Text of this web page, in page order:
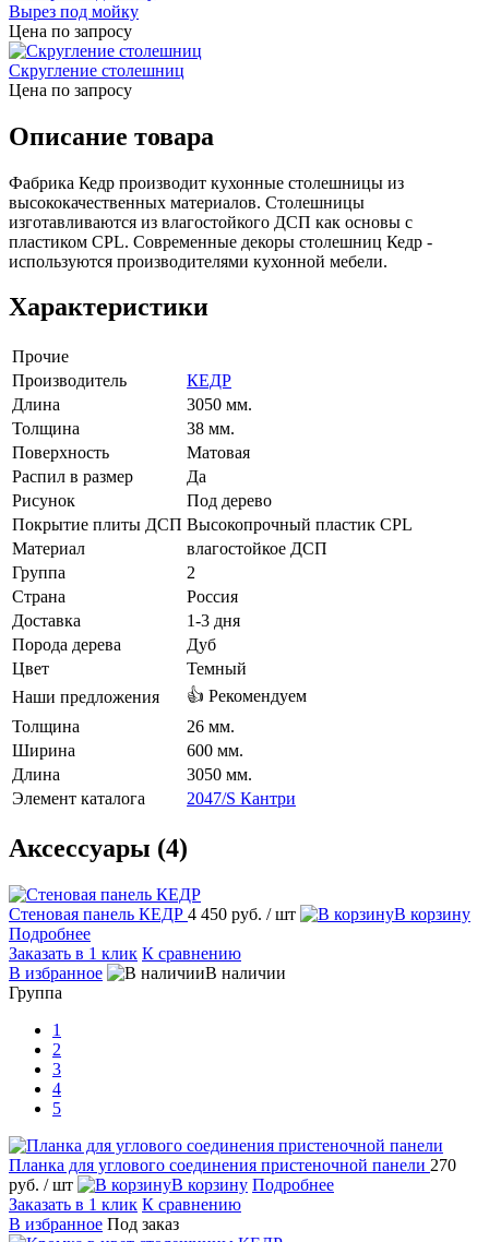
ырез под мойку
Цена по запросу
Скругление столешниц
Цена по запросу
Описание товара
Фабрика Кедр производит кухонные столешницы из
ысококачественных материалов. Столешницы
изготавливаются из влагостойкого ДСП как основы с
пластиком CPL. Современные декоры столешниц Кедр -
используются производителями кухонной мебели.
Характеристики
Прочие
Производитель
КЕДР
Длина
3050 мм.
Толщина
38 мм.
Поверхность
Матовая
Распил в размер
Да
Рисунок
Под дерево
Покрытие плиты ДСП ысокопрочный пластик CPL
Материал
лагостойкое ДСП
Группа
2
Страна
Россия
Доставка
1-3 дня
Порода дерева
Ду
Цвет
Темный
Наши предложения
👍 Рекомендуем
Толщина
26 мм.
Ширина
600 мм.
Длина
3050 мм.
Элемент каталога
2047/S Кантри
Аксессуары (4)
Стеновая панель КЕДР 4 450 руб. / шт
корзину
Подробнее
Заказать в 1 клик К сравнению
избранное
наличии
Группа
1
2
3
4
5
Планка для углового соединения пристеночной панели 270
руб. / шт корзину Подробнее
Заказать в 1 клик К сравнению
избранное Под заказ